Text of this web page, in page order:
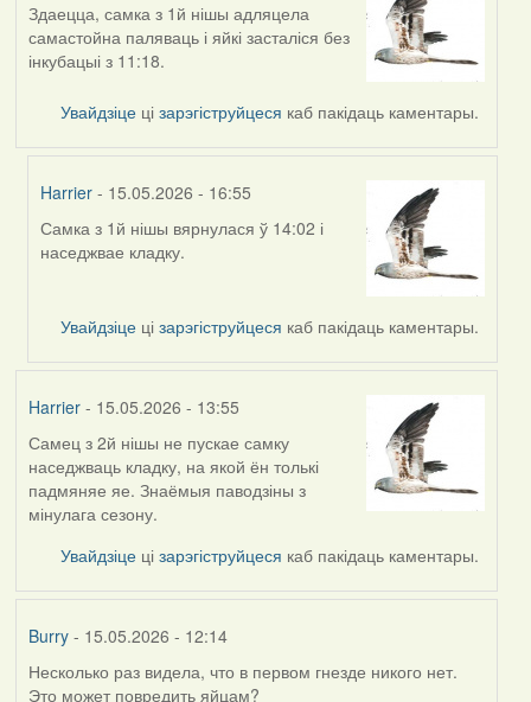
Здаецца, самка з 1й нішы адляцела
самастойна паляваць і яйкі засталіся без
інкубацыі з 11:18.
Увайдзіце цізарэгіструйцеся каб пакідаць каментары.
Harrier - 15.05.2026 - 16:55
In
reply
Harrier
Самка з 1й нішы вярнулася ў 14:02 і
наседжвае кладку.
Увайдзіце цізарэгіструйцеся каб пакідаць каментары.
Harrier- 15.05.2026 - 13:55
Самец з 2й нішы не пускае самку
наседжваць кладку, на якой ён толькі
падмяняе яе. Знаёмыя паводзіны з
мінулага сезону.
Увайдзіце цізарэгіструйцеся каб пакідаць каментары.
Burry- 15.05.2026 - 12:14
Несколько раз видела, что в первом гнезде никого нет.
Это может повредить яйцам?